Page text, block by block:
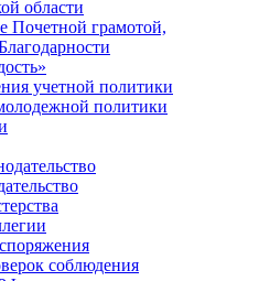
области
Почетной грамотой,
учетной политики
политики
соблюдения